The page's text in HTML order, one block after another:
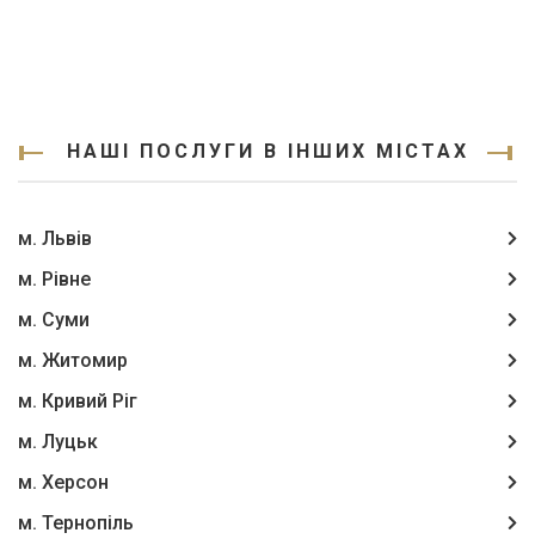
НАШІ ПОСЛУГИ В ІНШИХ МІСТАХ
м. Львів
м. Рівне
м. Суми
м. Житомир
м. Кривий Ріг
м. Луцьк
м. Херсон
м. Тернопіль